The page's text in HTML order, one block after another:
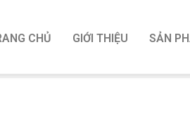
CHỦ GIỚI THIỆU SẢN